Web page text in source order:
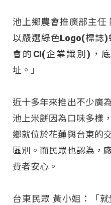
池上鄉農會推廣部主任
以嚴選綠色Logo(標誌
會的CI(企業識別)，
址。」
近十多年來推出不少廣
池上米餅因為口味多樣
鄉就位於花蓮與台東的
區別。而民眾也認為，
費者安心。
台東民眾 黃小姐：「